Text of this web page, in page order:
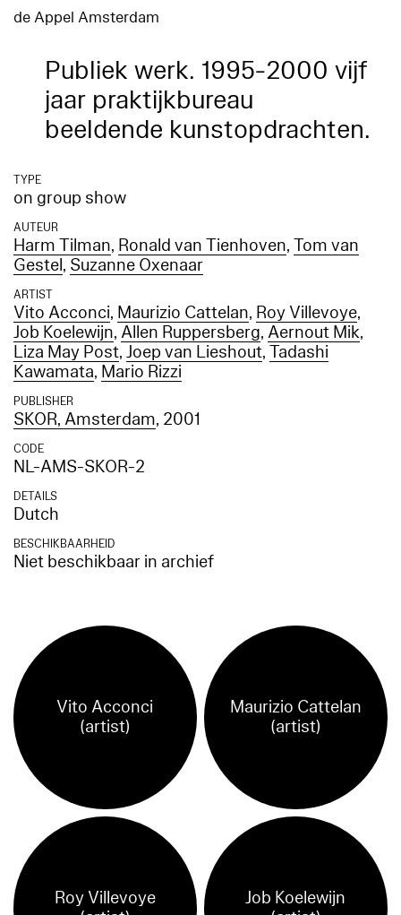
de Appel Amsterdam
Publiek werk. 1995-2000 vijf
jaar praktijkbureau
beeldende kunstopdrachten.
TYPE
on group show
AUTEUR
Harm Tilman, Ronald van Tienhoven,Tom van
Gestel, Suzanne Oxenaar
ARTIST
Vito Acconci, Maurizio Cattelan, Roy Villevoye,
Job Koelewijn,Allen Ruppersberg,Aernout Mik,
Liza May Post,Joep van Lieshout,Tadashi
Kawamata, Mario Rizzi
PUBLISHER
SKOR, Amsterdam, 2001
CODE
NL-AMS-SKOR-2
DETAILS
Dutch
BESCHIKBAARHEID
Niet beschikbaar in archief
Vito Acconci
(artist)
Maurizio Cattelan
(artist)
Roy Villevoye
Job Koelewijn